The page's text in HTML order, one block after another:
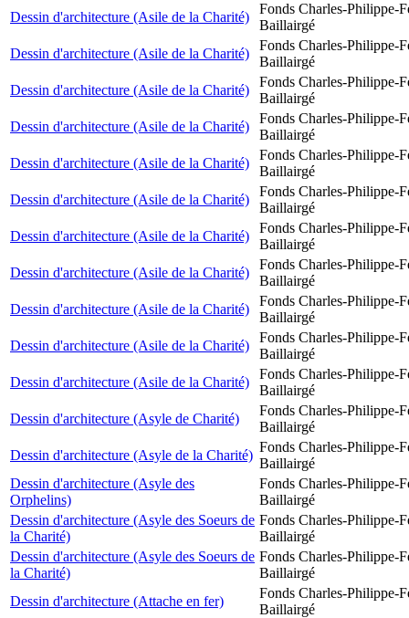
Dessin d'architecture (Asile de la Charité)
Fonds Charles-Philippe-
Baillairgé
Dessin d'architecture (Asile de la Charité)
Fonds Charles-Philippe-
Baillairgé
Dessin d'architecture (Asile de la Charité)
Fonds Charles-Philippe-
Baillairgé
Dessin d'architecture (Asile de la Charité)
Fonds Charles-Philippe-
Baillairgé
Dessin d'architecture (Asile de la Charité)
Fonds Charles-Philippe-
Baillairgé
Dessin d'architecture (Asile de la Charité)
Fonds Charles-Philippe-
Baillairgé
Dessin d'architecture (Asile de la Charité)
Fonds Charles-Philippe-
Baillairgé
Dessin d'architecture (Asile de la Charité)
Fonds Charles-Philippe-
Baillairgé
Dessin d'architecture (Asile de la Charité)
Fonds Charles-Philippe-
Baillairgé
Dessin d'architecture (Asile de la Charité)
Fonds Charles-Philippe-
Baillairgé
Dessin d'architecture (Asile de la Charité)
Fonds Charles-Philippe-
Baillairgé
Dessin d'architecture (Asyle de Charité)
Fonds Charles-Philippe-
Baillairgé
Dessin d'architecture (Asyle de la Charité)
Fonds Charles-Philippe-
Baillairgé
Dessin d'architecture (Asyle des
Orphelins)
Fonds Charles-Philippe-
Baillairgé
Dessin d'architecture (Asyle des Soeurs de
la Charité)
Fonds Charles-Philippe-
Baillairgé
Dessin d'architecture (Asyle des Soeurs de
la Charité)
Fonds Charles-Philippe-
Baillairgé
Dessin d'architecture (Attache en fer)
Fonds Charles-Philippe-
Baillairgé